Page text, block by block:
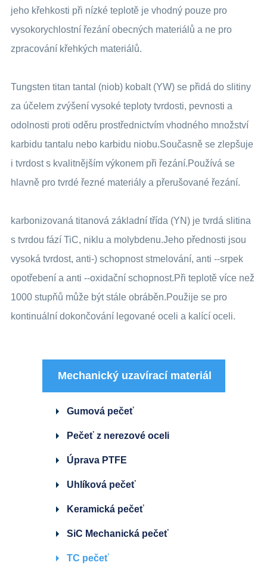
jeho křehkosti při nízké teplotě je vhodný pouze pro
vysokorychlostní řezání obecných materiálů a ne pro
zpracování křehkých materiálů.
Tungsten titan tantal (niob) kobalt (YW) se přidá do slitiny
za účelem zvýšení vysoké teploty tvrdosti, pevnosti a
odolnosti proti oděru prostřednictvím vhodného množství
karbidu tantalu nebo karbidu niobu.Současně se zlepšuje
i tvrdost s kvalitnějším výkonem při řezání.Používá se
hlavně pro tvrdé řezné materiály a přerušované řezání.
karbonizovaná titanová základní třída (YN) je tvrdá slitina
s tvrdou fází TiC, niklu a molybdenu.Jeho přednosti jsou
vysoká tvrdost, anti-) schopnost stmelování, anti --srpek
opotřebení a anti --oxidační schopnost.Při teplotě více než
1000 stupňů může být stále obráběn.Použije se pro
kontinuální dokončování legované oceli a kalící oceli.
Mechanický uzavírací materiál
Gumová pečeť
Pečeť z nerezové oceli
Úprava PTFE
Uhlíková pečeť
Keramická pečeť
SiC Mechanická pečeť
TC pečeť